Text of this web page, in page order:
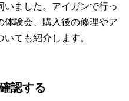
いました。アイガンで行っ
体験会、購入後の修理やア
ても紹介します。
認する